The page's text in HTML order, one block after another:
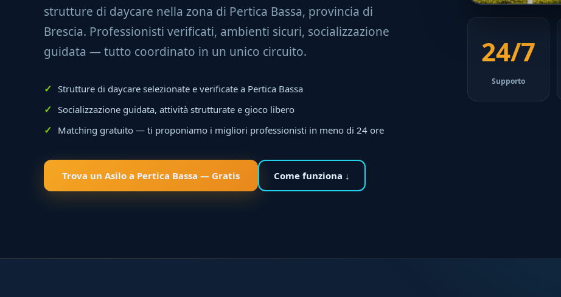
strutture di daycare nella zona di Pertica Bassa, provincia di
Brescia. Professionisti verificati, ambienti sicuri, socializzazione
guidata — tutto coordinato in un unico circuito.
Strutture di daycare selezionate e verificate a Pertica Bassa
Socializzazione guidata, attività strutturate e gioco libero
Matching gratuito — ti proponiamo i migliori professionisti in meno di 24 ore
Trova un Asilo a Pertica Bassa — Gratis Come funziona ↓
24/7
Supporto